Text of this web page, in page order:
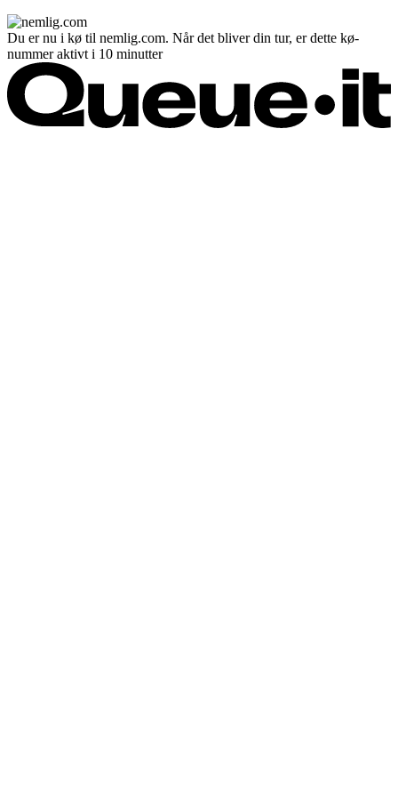
Du er nu i kø til nemlig.com. Når det bliver din tur, er dette kø-
nummer aktivt i 10 minutter